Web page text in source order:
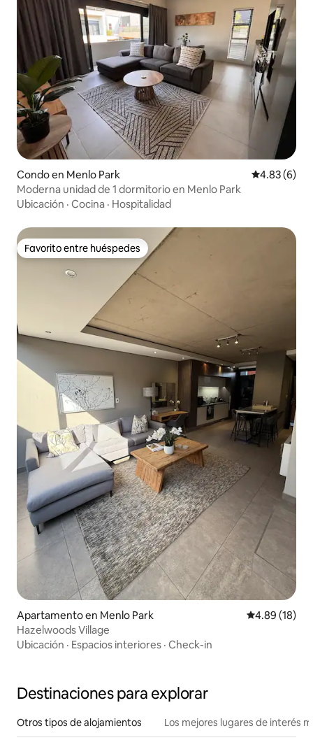
Condo en Menlo Park Calificación
4.83 (6)
Moderna unidad de 1 dormitorio en Menlo Park
Ubicación · Cocina · Hospitalidad
Favorito entre huéspedes
Favorito entre huéspedes
Apartamento en Menlo Park Calificación
4.89 (18)
Hazelwoods Village
Ubicación · Espacios interiores · Check-in
Destinaciones para explorar
Otros tipos de alojamientos Los mejores lugares de interés